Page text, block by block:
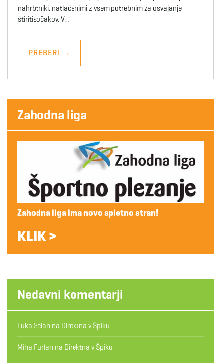
nahrbtniki, natlačenimi z vsem potrebnim za osvajanje
štiritisočakov. V…
PREBERI →
Zahodna liga
Zahodna liga ima novo spletno stran!
KLIK >
Nedavni komentarji
Luka Selan na Direktna v Špiku
Miha Furlan na Direktna v Špiku